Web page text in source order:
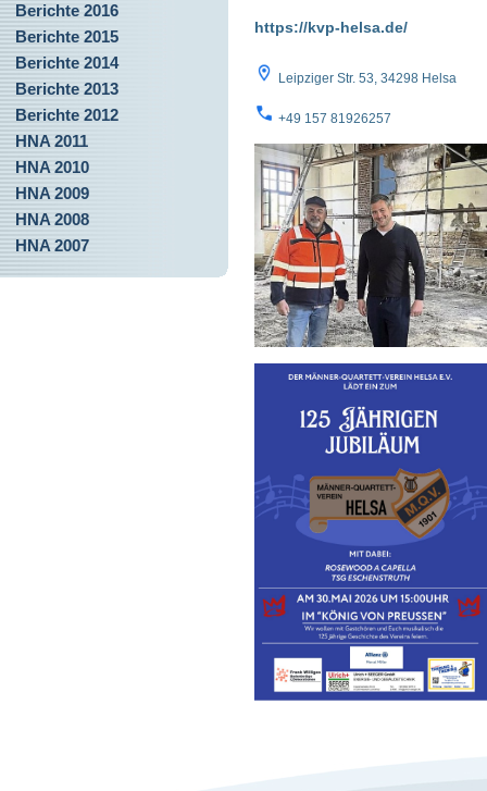
Berichte 2016
Berichte 2015
Berichte 2014
Berichte 2013
Berichte 2012
HNA 2011
HNA 2010
HNA 2009
HNA 2008
HNA 2007
https://kvp-helsa.de/
Leipziger Str. 53, 34298 Helsa
+49 157 81926257